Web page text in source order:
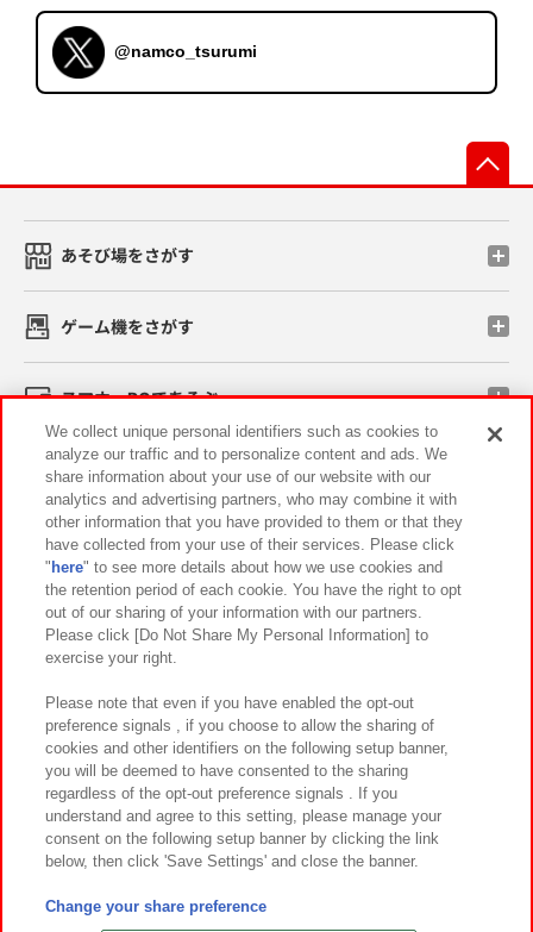
@namco_tsurumi
あそび場をさがす
ゲーム機をさがす
スマホ・PCであそぶ
イベント・キャンペーン
関連会社 サステナビリティ サイトポリシー
プライバシーポリシー ウェブアクセシビリティ方針と検証結果
お取引先さまとともに
カスタマーハラスメント対応方針 よくあるご質問・お問い合わせ
©Bandai Namco Amusement Inc.
©Bandai Namco Amusement Lab Inc.
We collect unique personal identifiers such as cookies to
analyze our traffic and to personalize content and ads. We
share information about your use of our website with our
analytics and advertising partners, who may combine it with
other information that you have provided to them or that they
have collected from your use of their services. Please click
" here" to see more details about how we use cookies and
the retention period of each cookie. You have the right to opt
out of our sharing of your information with our partners.
Please click [Do Not Share My Personal Information] to
exercise your right.
Please note that even if you have enabled the opt-out
preference signals , if you choose to allow the sharing of
cookies and other identifiers on the following setup banner,
you will be deemed to have consented to the sharing
regardless of the opt-out preference signals . If you
understand and agree to this setting, please manage your
consent on the following setup banner by clicking the link
below, then click 'Save Settings' and close the banner.
Change your share preference